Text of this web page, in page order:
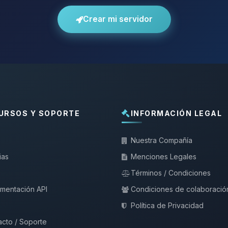
Crear mi servidor
Y SOPORTE
API
/ Soporte
INFORMACIÓN LEGAL
Nuestra Compañía
Menciones Legales
Términos / Condiciones
Condiciones de
Política de Privacidad